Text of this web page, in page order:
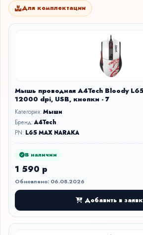
Для комплектации
Мышь проводная A4Tech Bloody
12000 dpi, USB, кнопки - 7
Категория:Мыши
Бренд:A4Tech
PN: L65 MAX NARAKA
В наличии
1 590 р
Обновлено: 06.08.2026
Добавить в